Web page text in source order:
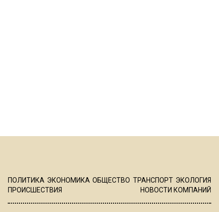
ПОЛИТИКА ЭКОНОМИКА ОБЩЕСТВО ТРАНСПОРТ ЭКОЛОГИЯ
ПРОИСШЕСТВИЯ
НОВОСТИ КОМПАНИЙ